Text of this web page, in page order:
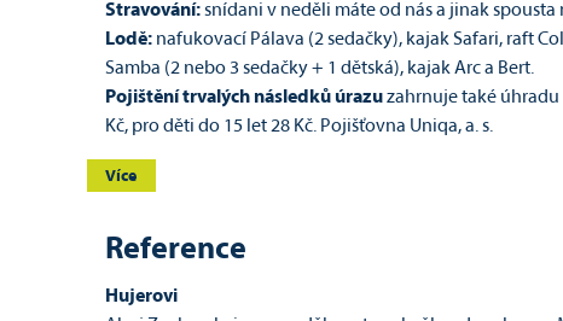
Stravování:snídani v neděli máte od nás a jinak
Lodě: nafukovací Pálava (2 sedačky), kajak Safari, raft
Samba (2 nebo 3 sedačky + 1 dětská), kajak Arc a Bert.
Pojištění trvalých následků úrazuzahrnuje také úhradu
Kč, pro děti do 15 let 28 Kč. Pojišťovna Uniqa, a. s.
Více
Reference
Hujerovi